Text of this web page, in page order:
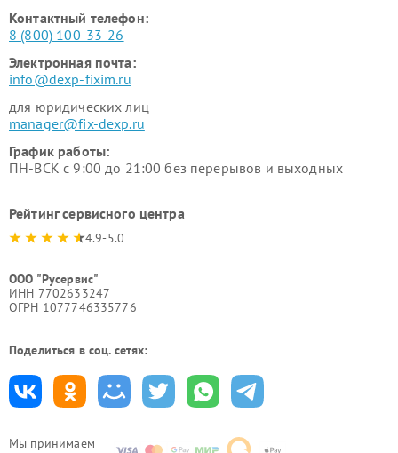
Мы принимаем
Контактный телефон:
8 (800) 100-33-26
Электронная почта:
info@dexp-fixim.ru
для юридических лиц
manager@fix-dexp.ru
График работы:
ПН-ВСК с 9:00 до 21:00 без перерывов и выходных
Рейтинг сервисного центра
4.9-5.0
ООО "Русервис"
ИНН 7702633247
ОГРН 1077746335776
Поделиться в соц. сетях: